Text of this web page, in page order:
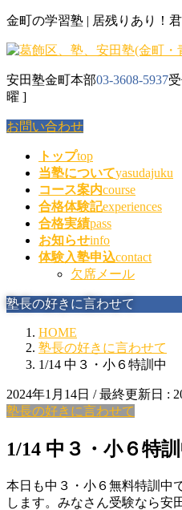
コ
テ
ン
ツ
に
移
動
ナ
ゲ
ー
シ
ョ
ン
に
金町の学習塾 | 居残りあり！
安田塾金町本部03-3608-5937
曜 ]
お問い合わせ
トップtop
当塾についてyasudajuku
コース案内course
合格体験記experiences
合格実績pass
お知らせinfo
体験入塾申込contact
欠席メール
塾長の好きに言わせて
HOME
塾長の好きに言わせて
1/14 中３・小６特訓中
2024年1月14日 / 最終更新日 :
塾長の好きに言わせて
1/14 中３・小６特
本日も中３・小６無料特訓中
します。みなさん受験なら安